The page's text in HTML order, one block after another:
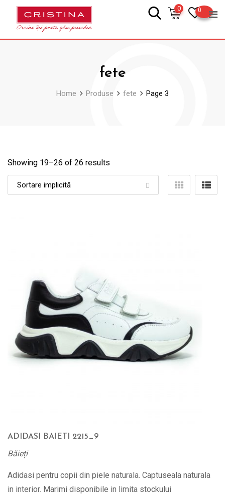
0
0
fete
Home Produse fete Page 3
Showing 19–26 of 26 results
ADIDASI BAIETI 2215_9
Băieți
Adidasi pentru copii din piele naturala. Captuseala naturala
in interior. Marimi disponibile in limita stockului